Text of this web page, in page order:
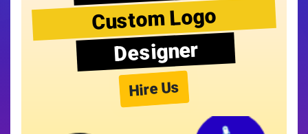
Custom Logo
Designer
Hire Us